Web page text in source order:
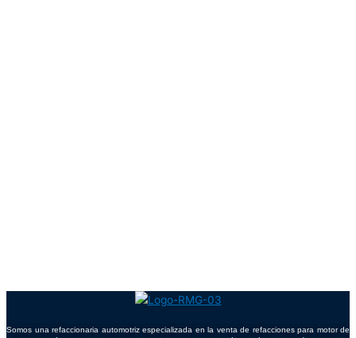
Somos una refaccionaria automotriz especializada en la venta de refacciones para motor de